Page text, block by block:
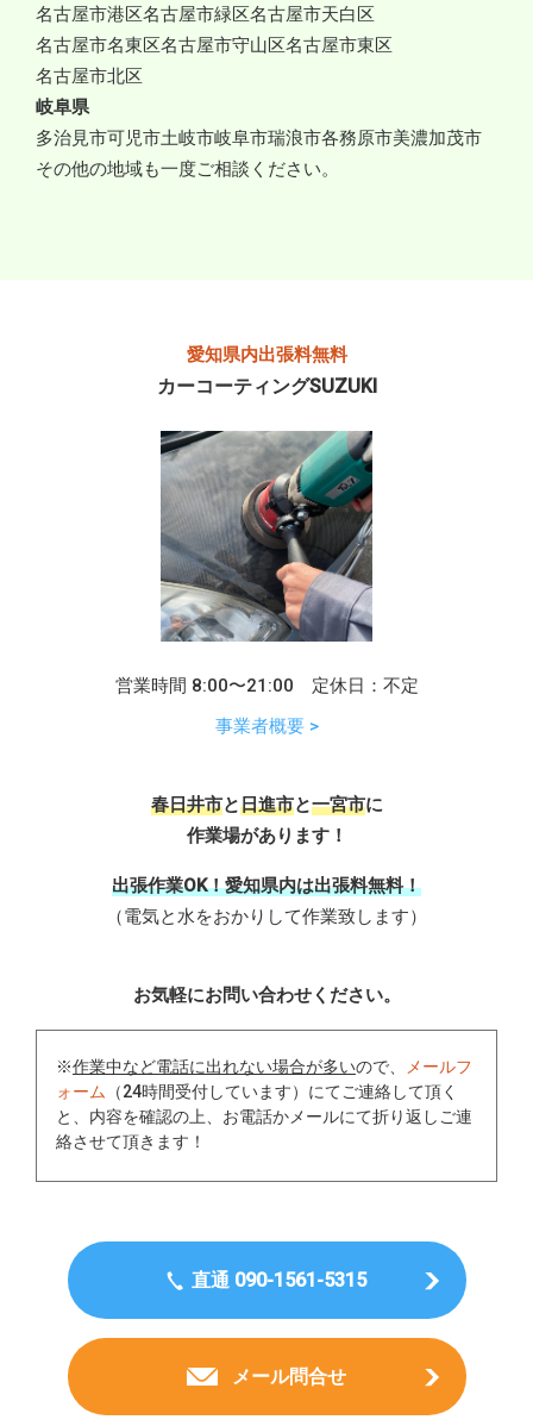
名古屋市港区名古屋市緑区名古屋市天白区
名古屋市名東区名古屋市守山区名古屋市東区
名古屋市北区
岐阜県
多治見市可児市土岐市岐阜市瑞浪市各務原市美濃加茂市
その他の地域も一度ご相談ください。
愛知県内出張料無料
カーコーティングSUZUKI
営業時間 8:00〜21:00 定休日：不定
事業者概要 >
春日井市と日進市と一宮市に
作業場があります！
出張作業OK！愛知県内は出張料無料！
（電気と水をおかりして作業致します）
お気軽にお問い合わせください。
※作業中など電話に出れない場合が多いので、
メールフ
ォーム
（24時間受付しています）にてご連絡して頂く
と、内容を確認の上、お電話かメールにて折り返しご連
絡させて頂きます！
直通 090-1561-5315
メール問合せ